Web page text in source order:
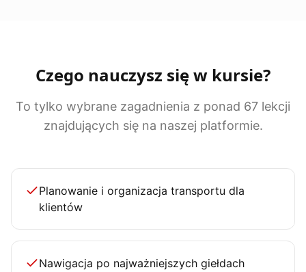
Czego nauczysz się w kursie?
To tylko wybrane zagadnienia z ponad 67 lekcji
znajdujących się na naszej platformie.
Planowanie i organizacja transportu dla
klientów
Nawigacja po najważniejszych giełdach